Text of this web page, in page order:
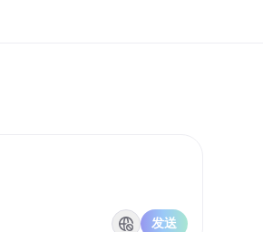
发送